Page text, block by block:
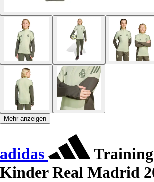
Mehr anzeigen
adidas
Kinder Real Madrid